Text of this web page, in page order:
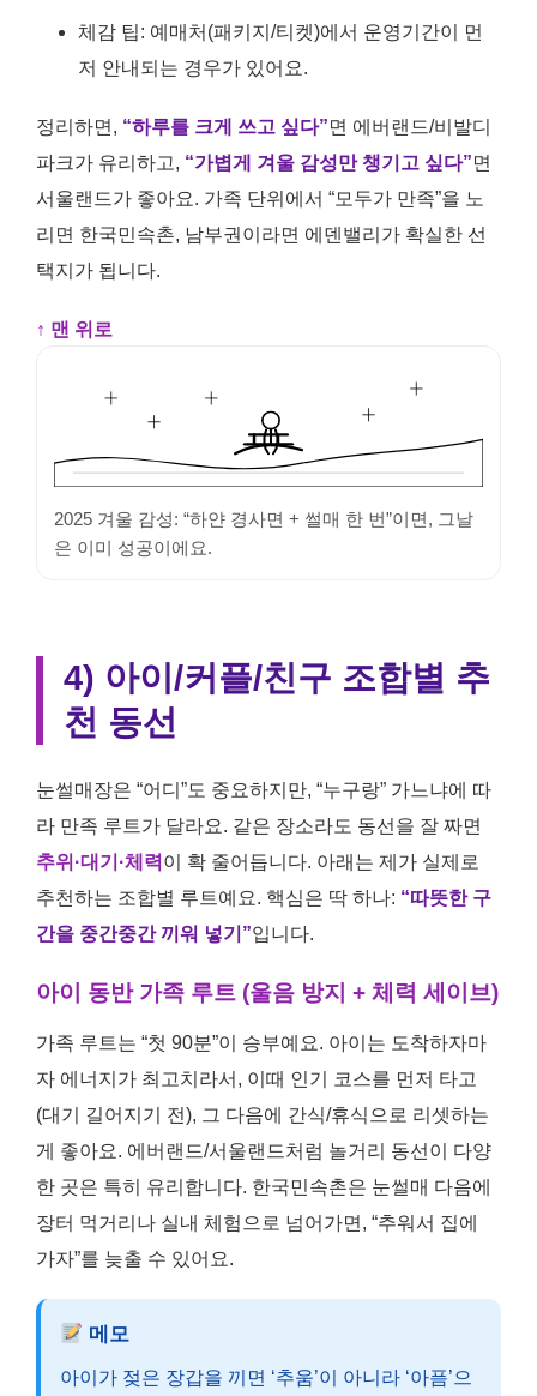
체감 팁: 예매처(패키지/티켓)에서 운영기간이 먼
저 안내되는 경우가 있어요.
정리하면, “하루를 크게 쓰고 싶다”면 에버랜드/비발디
파크가 유리하고, “가볍게 겨울 감성만 챙기고 싶다”면
서울랜드가 좋아요. 가족 단위에서 “모두가 만족”을 노
리면 한국민속촌, 남부권이라면 에덴밸리가 확실한 선
택지가 됩니다.
↑ 맨 위로
2025 겨울 감성: “하얀 경사면 + 썰매 한 번”이면, 그날
은 이미 성공이에요.
4) 아이/커플/친구 조합별 추
천 동선
눈썰매장은 “어디”도 중요하지만, “누구랑” 가느냐에 따
라 만족 루트가 달라요. 같은 장소라도 동선을 잘 짜면
추위·대기·체력 이 확 줄어듭니다. 아래는 제가 실제로
추천하는 조합별 루트예요. 핵심은 딱 하나: “따뜻한 구
간을 중간중간 끼워 넣기”입니다.
아이 동반 가족 루트 (울음 방지 + 체력 세이브)
가족 루트는 “첫 90분”이 승부예요. 아이는 도착하자마
자 에너지가 최고치라서, 이때 인기 코스를 먼저 타고
(대기 길어지기 전), 그 다음에 간식/휴식으로 리셋하는
게 좋아요. 에버랜드/서울랜드처럼 놀거리 동선이 다양
한 곳은 특히 유리합니다. 한국민속촌은 눈썰매 다음에
장터 먹거리나 실내 체험으로 넘어가면, “추워서 집에
가자”를 늦출 수 있어요.
메모
아이가 젖은 장갑을 끼면 ‘추움’이 아니라 ‘아픔’으